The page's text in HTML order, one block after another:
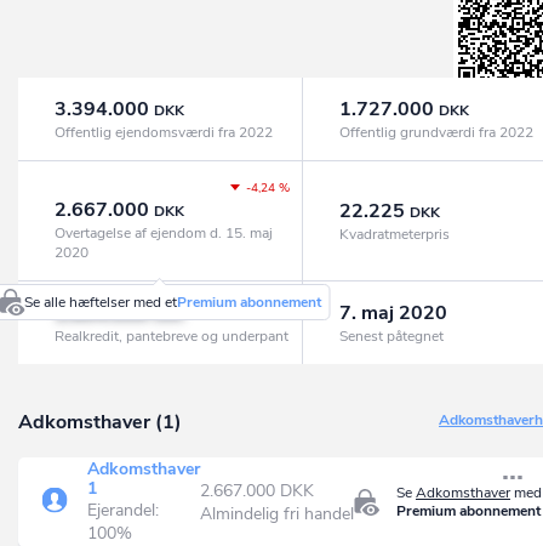
3.394.000 DKK
Offentlig ejendomsværdi fra 2022
1.727.000 DKK
Offentlig grundværdi fra 2022
-4,24 %
2.667.000 DKK
Overtagelse af ejendom d. 15. maj
2020
22.225 DKK
Kvadratmeterpris
1.604.000
Se alle hæftelser med etPremium abonnement
Realkredit, pantebreve og underpant
7. maj 2020
Senest påtegnet
Adkomsthaver (1)
SeAdkomsthaver
Premium abonnement
Adkomsthaver
1
Ejerandel:
100%
2.667.000 DKK
Almindelig fri handel